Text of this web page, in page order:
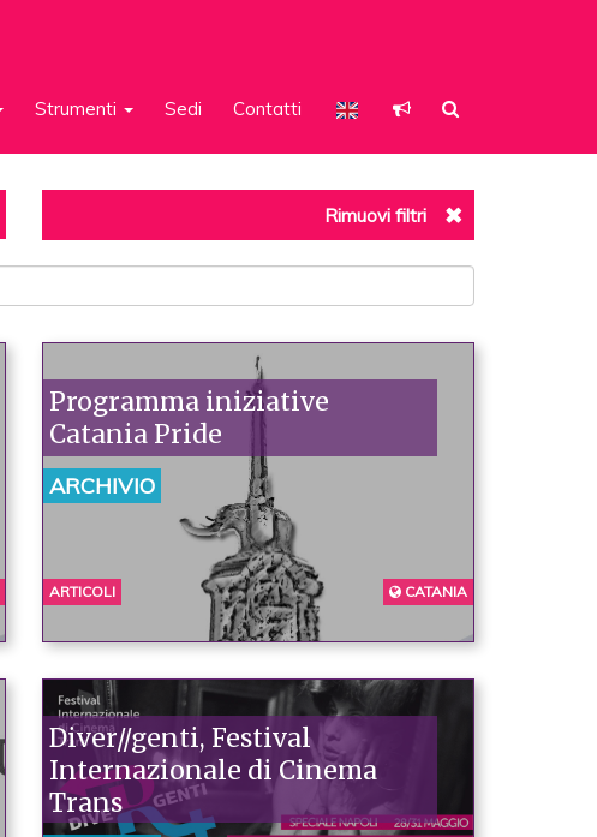
Strumenti Sedi Contatti
Rimuovi filtri
Programma iniziative
Catania Pride
ARCHIVIO
ARTICOLI CATANIA
Diver//genti, Festival
Internazionale di Cinema
Trans